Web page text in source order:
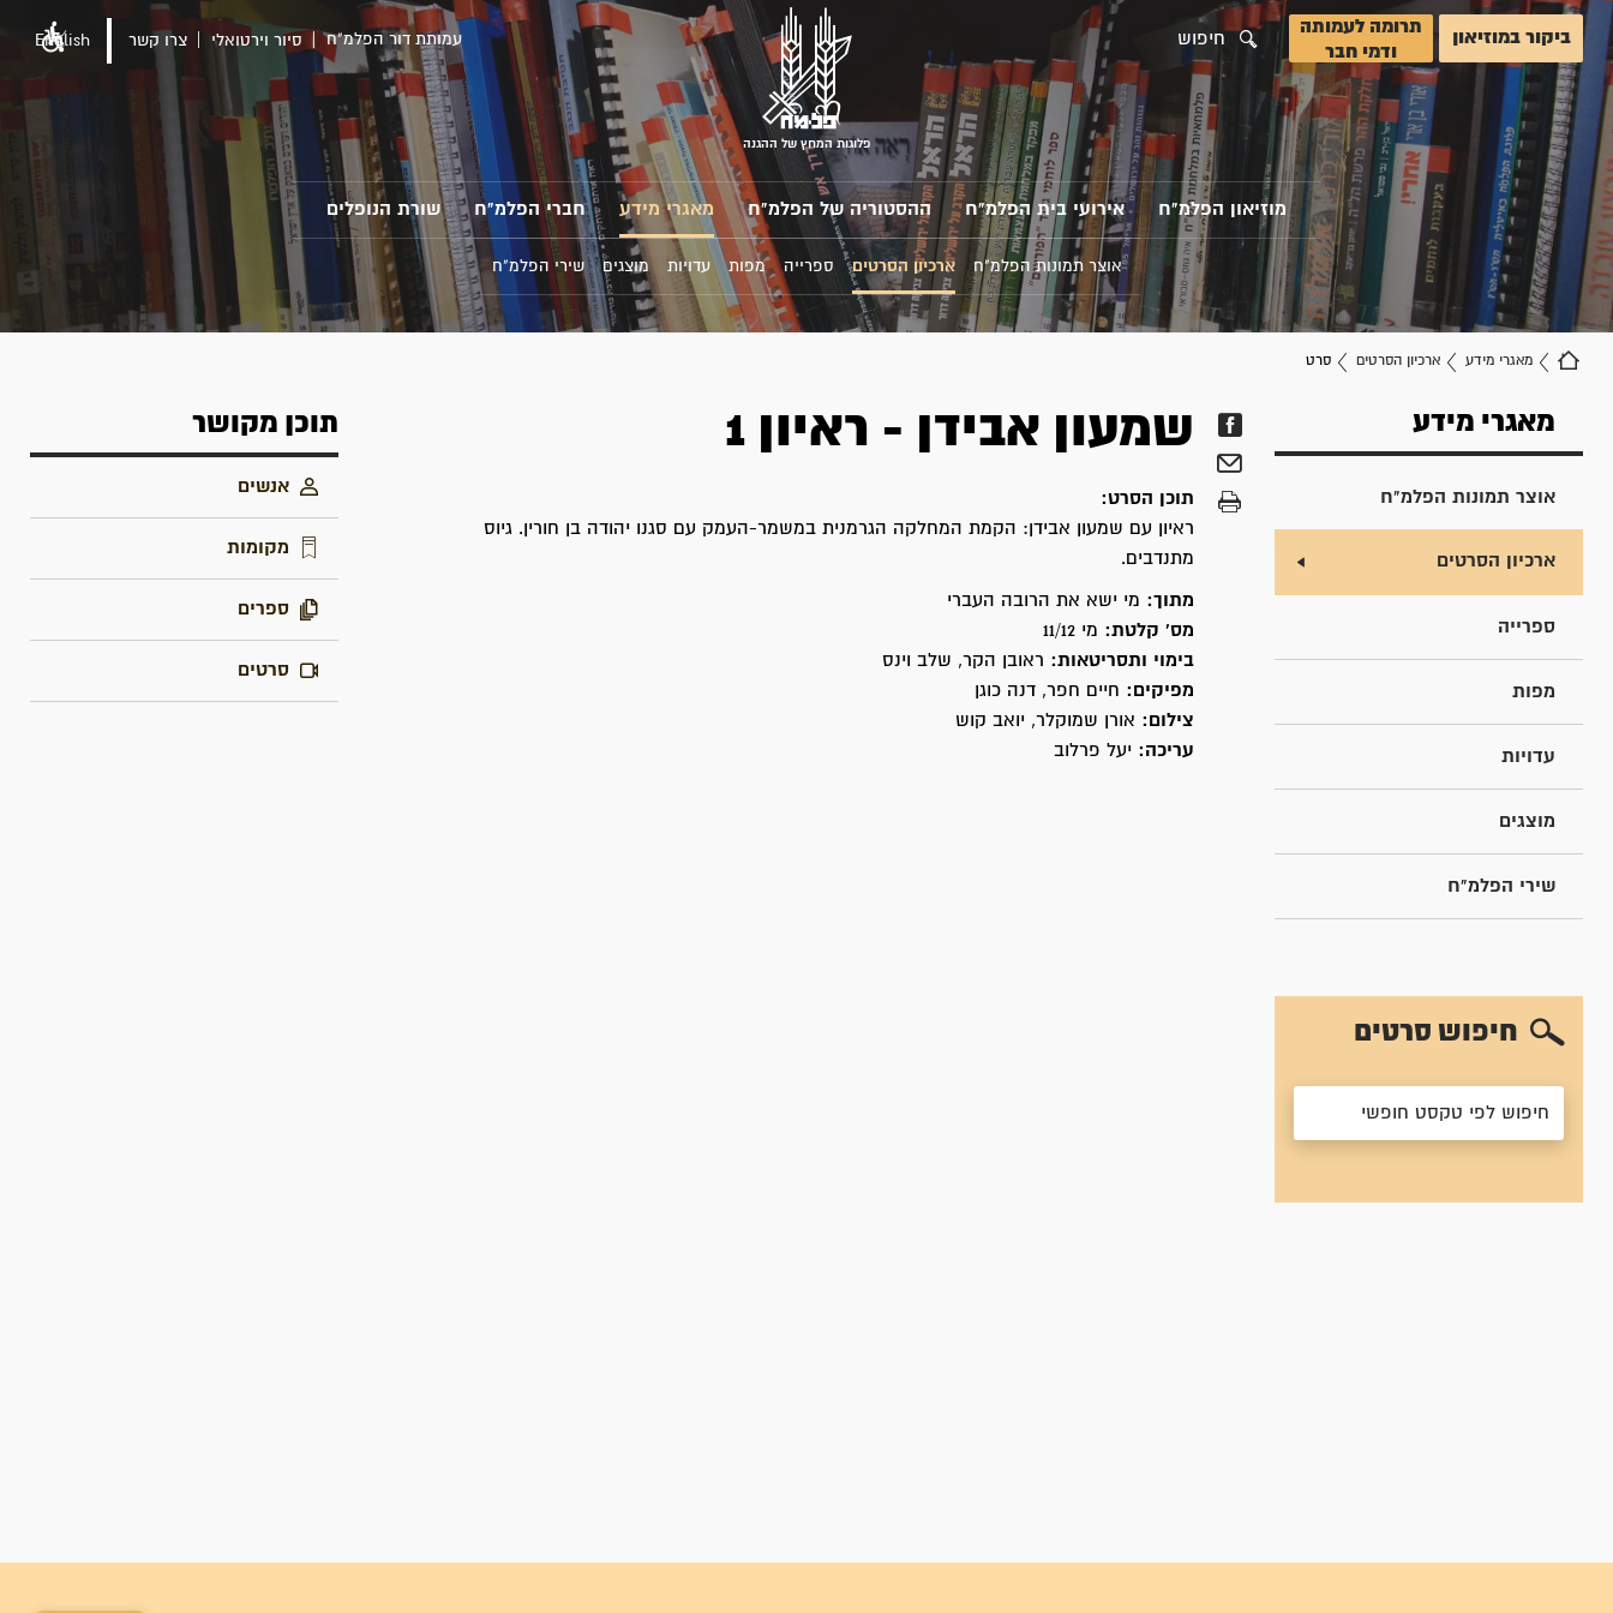
ביקור במוזיאון
תרומה לעמותה
ודמי חבר
חיפוש
פלוגות המחץ של ההגנה
עמותת דור הפלמ"ח סיור וירטואלי צרו קשר English
מוזיאון הפלמ"ח אירועי בית הפלמ"ח ההסטוריה של הפלמ"ח מאגרי מידע חברי הפלמ"ח שורת הנופלים
אוצר תמונות הפלמ"ח ארכיון הסרטים ספרייה מפות עדויות מוצגים שירי הפלמ"ח
מאגרי מידע ארכיון הסרטים סרט
מאגרי מידע
אוצר תמונות הפלמ"ח
ארכיון הסרטים
ספרייה
מפות
עדויות
מוצגים
שירי הפלמ"ח
חיפוש סרטים
שמעון אבידן - ראיון 1
תוכן הסרט:
ראיון עם שמעון אבידן: הקמת המחלקה הגרמנית במשמר-העמק עם סגנו יהודה בן חורין. גיוס
מתנדבים.
מתוך: מי ישא את הרובה העברי
מס' קלטת: מי 11/12
בימוי ותסריטאות: ראובן הקר, שלב וינס
מפיקים: חיים חפר, דנה כוגן
צילום: אורן שמוקלר, יואב קוש
עריכה: יעל פרלוב
תוכן מקושר
אנשים
מקומות
ספרים
סרטים